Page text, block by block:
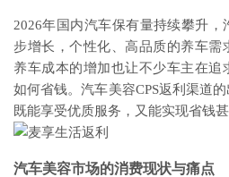
2026年国内汽车保有量持续攀升
步增长，个性化、高品质的养车需
养车成本的增加也让不少车主在追
如何省钱。汽车美容CPS返利渠道
既能享受优质服务，又能实现省钱
汽车美容市场的消费现状与痛点